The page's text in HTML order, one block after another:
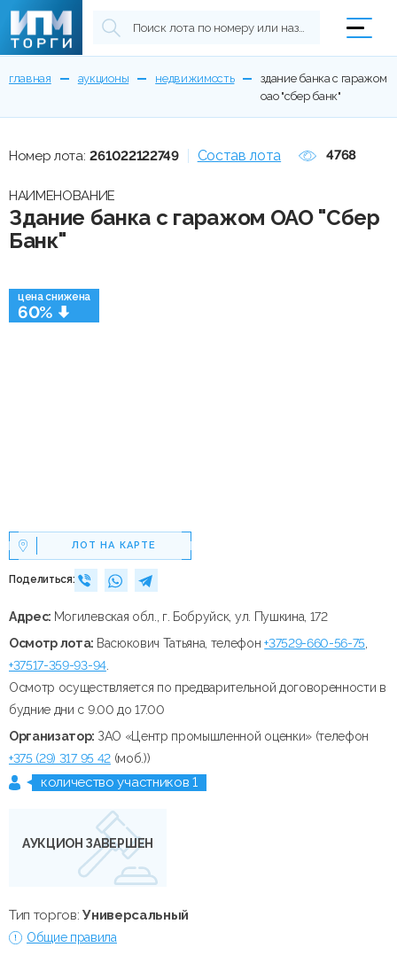
главная аукционы недвижимость
здание банка с гаражом
оао "сбер банк"
цена снижена
60%
ЛОТ НА КАРТЕ
Поделиться:
Номер лота: 261022122749 Состав лота 4768
НАИМЕНОВАНИЕ
Здание банка с гаражом ОАО "Сбер
Банк"
Адрес: Могилевская обл., г. Бобруйск, ул. Пушкина, 172
Осмотр лота: Васюкович Татьяна, телефон+37529-660-56-75
+37517-359-93-94.
Осмотр осуществляется по предварительной договоренности в
будние дни с 9.00 до 17.00
Организатор: ЗАО «Центр промышленной оценки» (телефон
+375 (29) 317 95 42(моб.))
количество участников 1
АУКЦИОН ЗАВЕРШЕН
Тип торгов:Универсальный
Общие правила